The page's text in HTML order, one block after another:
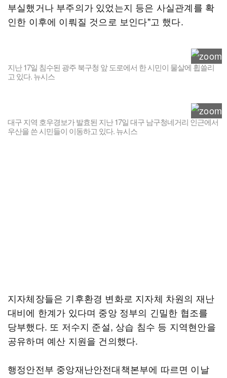
부실했거나 부주의가 있었는지 등은 사실관계를 확
인한 이후에 이뤄질 것으로 보인다"고 했다.
지난 17일 침수된 광주 북구청 앞 도로에서 한 시민이 물살에 휩쓸리
고 있다. 뉴시스
대구 지역 호우경보가 발효된 지난 17일 대구 남구청네거리 인근에서
우산을 쓴 시민들이 이동하고 있다. 뉴시스
지자체장들은 기후환경 변화로 지자체 차원의 재난
대비에 한계가 있다며 중앙 정부의 긴밀한 협조를
당부했다. 또 저수지 준설, 상습 침수 등 지역현안을
공유하며 예산 지원을 건의했다.
행정안전부 중앙재난안전대책본부에 따르면 이날